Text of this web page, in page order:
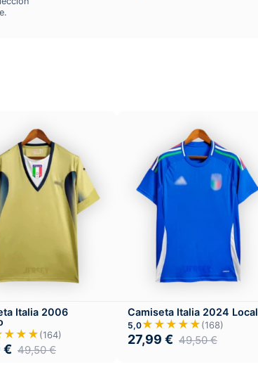
Italia 2006
(164)
€ 49,50€
Camiseta Italia 2024 Local
5,0★★★★★(168)
27,99 € 49,50€